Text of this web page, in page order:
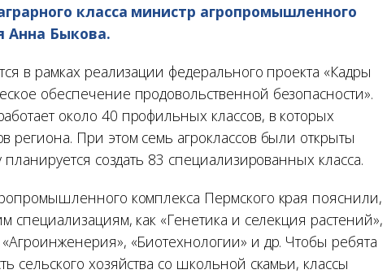
класса министр агропромышленного
Анна Быкова.
в рамках реализации федерального проекта «Кадры
обеспечение продовольственной безопасности».
около 40 профильных классов, в которых
региона. При этом семь агроклассов были открыты
создать 83 специализированных класса.
комплекса Пермского края пояснили,
специализациям, как «Генетика и селекция растений»,
«Биотехнологии» и др. Чтобы ребята
сельского хозяйства со школьной скамьи, классы